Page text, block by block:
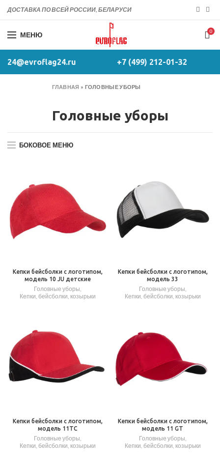
ДОСТАВКА ПО ВСЕЙ РОССИИ, БЕЛАРУСИ
МЕНЮ 0
24@evroflag24.ru +7 (499) 212-01-32
ГЛАВНАЯ » ГОЛОВНЫЕ УБОРЫ
Головные уборы
БОКОВОЕ МЕНЮ
Кепки бейсболки с логотипом,
модель 10 JU детские
Головные уборы,
Кепки, бейсболки, козырьки
Кепки бейсболки с логотипом,
модель 33
Головные уборы,
Кепки, бейсболки, козырьки
Кепки бейсболки с логотипом,
модель 11TC
Головные уборы,
Кепки, бейсболки, козырьки
Кепки бейсболки с логотипом,
модель 11 GT
Головные уборы,
Кепки, бейсболки, козырьки